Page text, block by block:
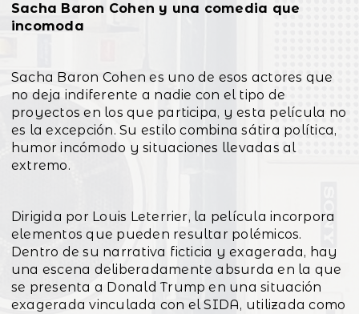
Sacha Baron Cohen y una comedia que
incomoda
Sacha Baron Cohen es uno de esos actores que
no deja indiferente a nadie con el tipo de
proyectos en los que participa, y esta película no
es la excepción. Su estilo combina sátira política,
humor incómodo y situaciones llevadas al
extremo.
Dirigida por Louis Leterrier, la película incorpora
elementos que pueden resultar polémicos.
Dentro de su narrativa ficticia y exagerada, hay
una escena deliberadamente absurda en la que
se presenta a Donald Trump en una situación
exagerada vinculada con el SIDA, utilizada como